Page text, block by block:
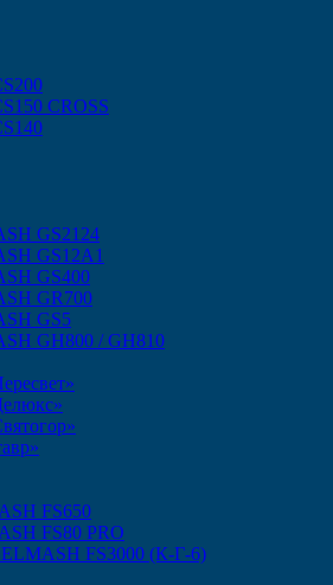
CROSS
GS2124
GS12A1
GS400
GR700
GS5
GH800 / GH810
FS650
FS80 PRO
FS3000 (К-Г-6)